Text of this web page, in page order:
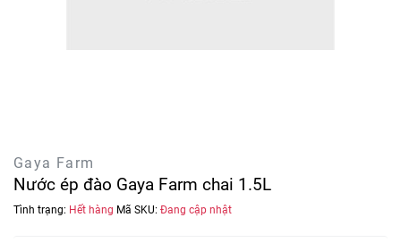
Gaya Farm
Nước ép đào Gaya Farm chai 1.5L
Tình trạng: Hết hàng Mã SKU: Đang cập nhật